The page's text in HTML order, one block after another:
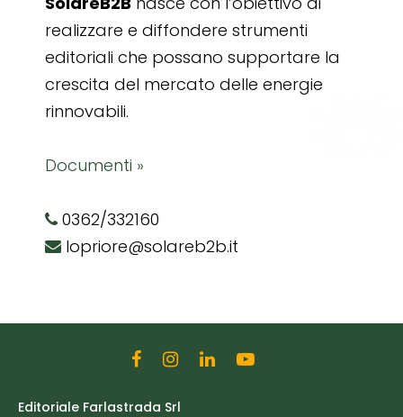
realizzare e diffondere strumenti
editoriali che possano supportare la
crescita del mercato delle energie
rinnovabili.
Documenti »
0362/332160
lopriore@solareb2b.it
Editoriale Farlastrada Srl